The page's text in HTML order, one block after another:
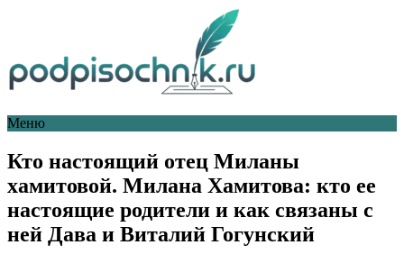
Меню
Кто настоящий отец Миланы
хамитовой. Милана Хамитова: кто ее
настоящие родители и как связаны с
ней Дава и Виталий Гогунский